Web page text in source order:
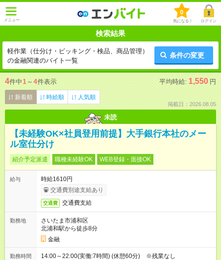
メニュー
0
気になる！ ログイン
検索結果
軽作業（仕分け・ピッキング・検品、商品管理）
の金融関連のバイト一覧
条件の変更
4件中1 ～ 4件表示 平均時給: 1,550 円
新着順 時給順 人気順
掲載日：2026.08.05
未読
【未経験OK×社員登用前提】大手銀行本社のメー
ル室仕分け
紹介予定派遣 職種未経験OK WEB登録・面接OK
給与
時給1610円
交通費別途支給あり
交通費 交通費支給
勤務地
さいたま市浦和区
北浦和駅から徒歩8分
金融
勤務時間 14:00～22:00(実働:7時間) (休憩60分) ※残業なし